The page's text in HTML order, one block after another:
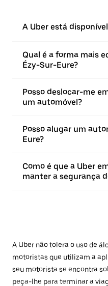
A Uber está
Qual é a forma mais
Ézy-Sur-Eure?
Posso deslocar-me
um automóvel?
Posso alugar um
Eure?
Como é que a Uber
manter a segurança
A Uber não tolera o uso de
motoristas que utilizam a
seu motorista se encontra
peça-lhe para terminar a